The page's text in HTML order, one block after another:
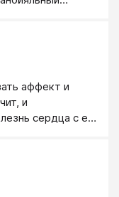
законам
преступить их.
аффект и
и
сердца с ее
желудочно-